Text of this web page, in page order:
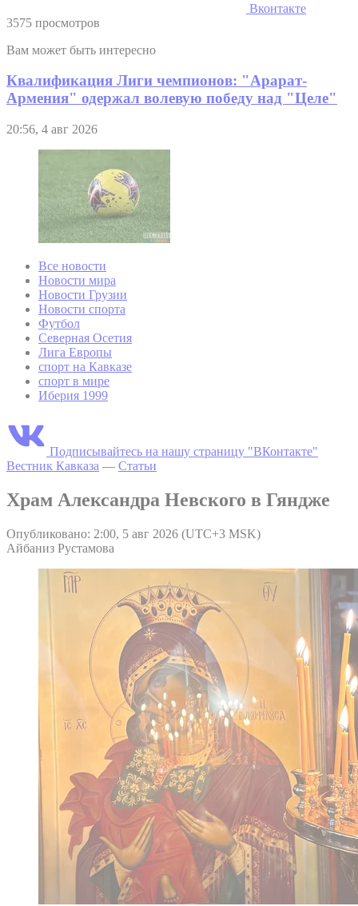
Вконтакте
3575 просмотров
Вам может быть интересно
Квалификация Лиги чемпионов: "Арарат-
Армения" одержал волевую победу над "Целе"
20:56, 4 авг 2026
Все новости
Новости мира
Новости Грузии
Новости спорта
Футбол
Северная Осетия
Лига Европы
спорт на Кавказе
спорт в мире
Иберия 1999
Подписывайтесь на нашу страницу "ВКонтакте"
Вестник Кавказа — Статьи
Храм Александра Невского в Гяндже
Опубликовано: 2:00, 5 авг 2026 (UTC+3 MSK)
Айбаниз Рустамова